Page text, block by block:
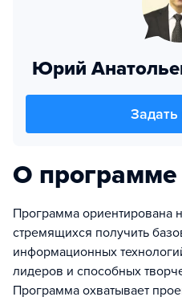
Юрий
Задать
О программе
Программа ориентирована
стремящихся получить
информационных
лидеров и способных
Программа охватывает